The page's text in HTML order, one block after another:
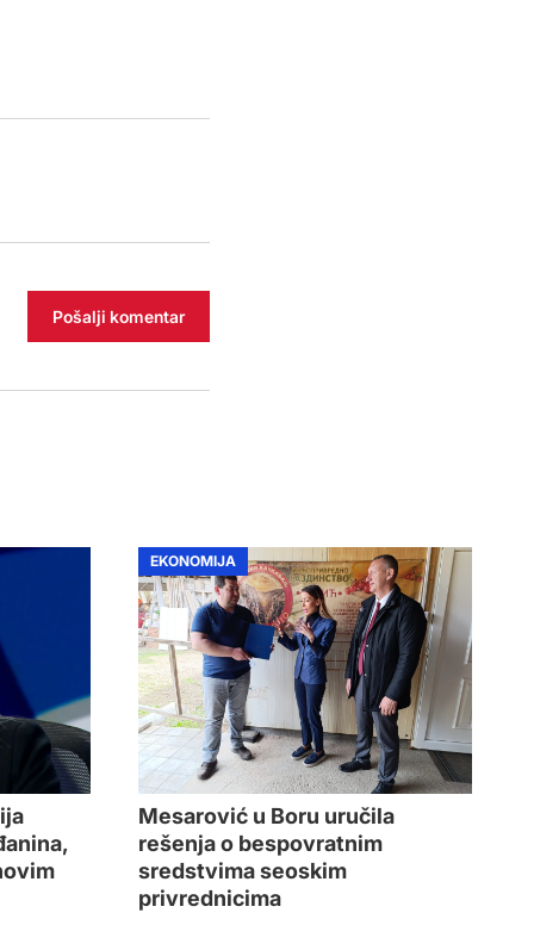
Pošalji komentar
EKONOMIJA
Mesarović u Boru uručila
rešenja o bespovratnim
sredstvima seoskim
privrednicima